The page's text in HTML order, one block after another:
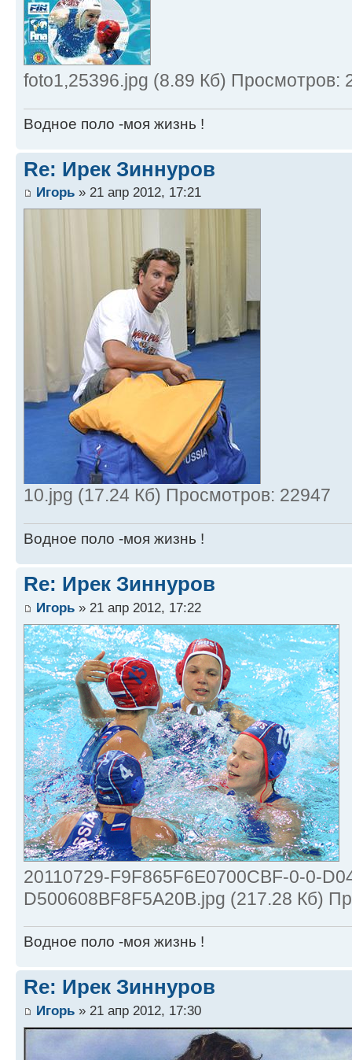
foto1,25396.jpg (8.89 Кб) Просмотров:
Водное поло -моя жизнь !
Re: Ирек Зиннуров
Игорь » 21 апр 2012, 17:21
10.jpg (17.24 Кб) Просмотров: 22947
Водное поло -моя жизнь !
Re: Ирек Зиннуров
Игорь » 21 апр 2012, 17:22
20110729-F9F865F6E0700CBF-0-0-
D500608BF8F5A20B.jpg (217.28 Кб)
Водное поло -моя жизнь !
Re: Ирек Зиннуров
Игорь » 21 апр 2012, 17:30